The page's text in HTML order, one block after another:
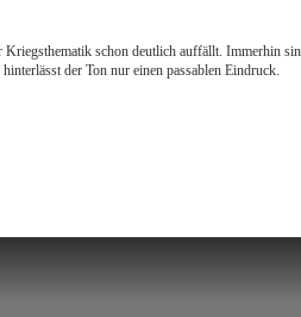
schon deutlich auffällt. Immerhin
der Ton nur einen passablen Eindruck.